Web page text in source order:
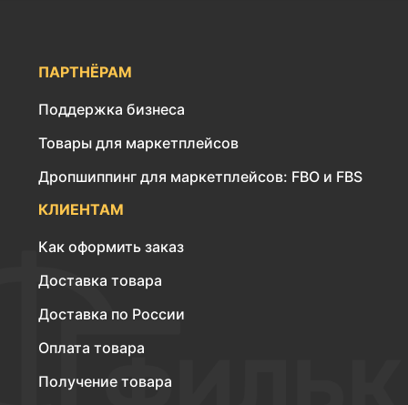
ПАРТНЁРАМ
Поддержка бизнеса
Товары для маркетплейсов
Дропшиппинг для маркетплейсов: FBO и FBS
КЛИЕНТАМ
Как оформить заказ
Доставка товара
Доставка по России
Оплата товара
Получение товара